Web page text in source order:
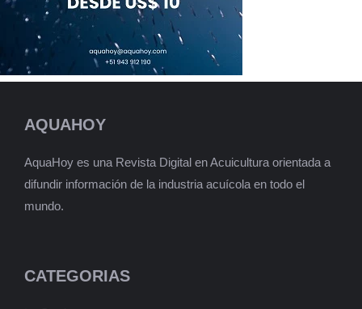
AQUAHOY
AquaHoy es una Revista Digital en Acuicultura orientada a
difundir información de la industria acuícola en todo el
mundo.
CATEGORIAS